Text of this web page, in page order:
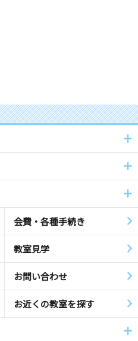
会費・各種手続き
教室見学
お問い合わせ
お近くの教室を探す